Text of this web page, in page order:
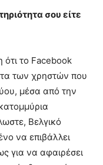
σου είτε
ότι το Facebook
των χρηστών που
μέσα από την
Βελγικό
να επιβάλλει
για να αφαιρέσει